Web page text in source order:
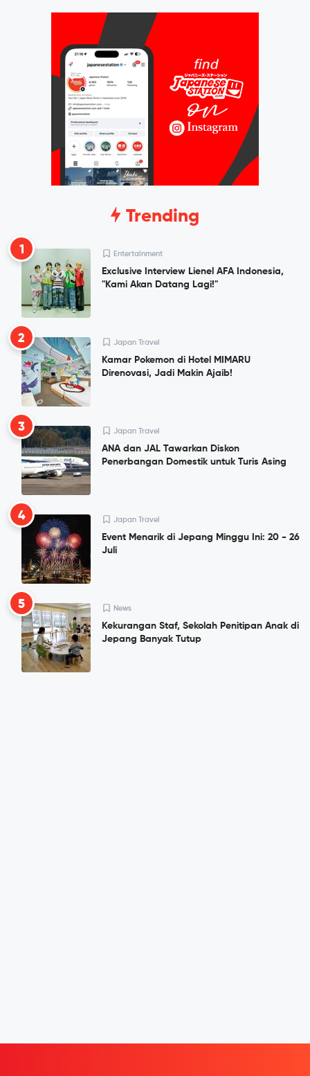
Trending
1 Entertainment
Exclusive Interview Lienel AFA Indonesia,
"Kami Akan Datang Lagi!"
2 Japan Travel
Kamar Pokemon di Hotel MIMARU
Direnovasi, Jadi Makin Ajaib!
3 Japan Travel
ANA dan JAL Tawarkan Diskon
Penerbangan Domestik untuk Turis Asing
4 Japan Travel
Event Menarik di Jepang Minggu Ini: 20 - 26
Juli
5 News
Kekurangan Staf, Sekolah Penitipan Anak di
Jepang Banyak Tutup